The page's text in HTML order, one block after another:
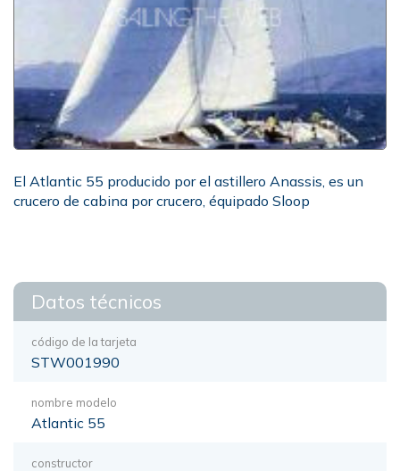
El Atlantic 55 producido por el astillero Anassis, es un
crucero de cabina por crucero, équipado Sloop
Datos técnicos
código de la tarjeta
STW001990
nombre modelo
Atlantic 55
constructor